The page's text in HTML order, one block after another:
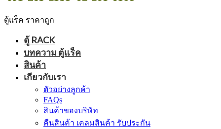
ตู้แร็ค ราคาถูก
ตู้ RACK
บทความ ตู้แร็ค
สินค้า
เกียวกับเรา
ตัวอย่างลูกค้า
FAQs
สินค้าของบริษัท
คืนสินค้า เคลมสินค้า รับประกัน